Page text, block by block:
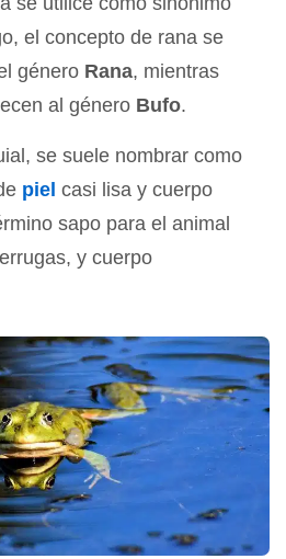
el concepto de rana se
género Rana, mientras
al género Bufo.
se suele nombrar como
piel casi lisa y cuerpo
sapo para el animal
y cuerpo